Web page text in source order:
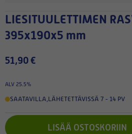
LIESITUULETTIMEN RASVASUODATIN
395x190x5 mm
51,90 €
ALV 25.5%
SAATAVILLA LÄHETETTÄVISSÄ 7 - 14 PV
LISÄÄ OSTOSKORIIN